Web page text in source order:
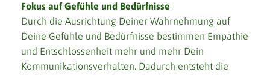
Fokus auf Gefühle und Bedürfnisse
Durch die Ausrichtung Deiner Wahrnehmung auf
Deine Gefühle und Bedürfnisse bestimmen Empathie
und Entschlossenheit mehr und mehr Dein
Kommunikationsverhalten. Dadurch entsteht die